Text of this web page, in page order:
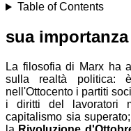
Table of Contents
sua importanza
La filosofia di Marx ha
sulla realtà politica:
nell'Ottocento i partiti
i diritti del lavoratori
capitalismo sia